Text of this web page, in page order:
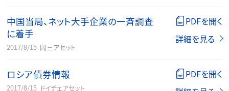
中国当局、ネット大手企業の一斉調査
に着手
2017/8/15 岡三アセット
PDFを開く
詳細を見る
ロシア債券情報
2017/8/15 ドイチェアセット
PDFを開く